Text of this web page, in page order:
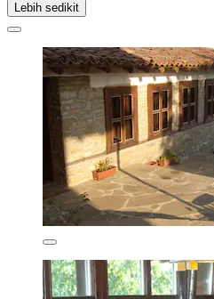
Lebih sedikit